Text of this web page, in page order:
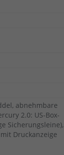
abnehmbare
2.0: US-Box-
Sicherungsleine),
Druckanzeige